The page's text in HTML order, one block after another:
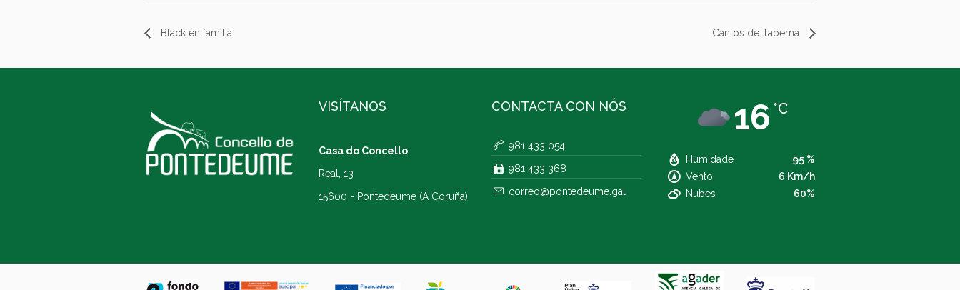
Black en familia Cantos de Taberna
VISÍTANOS
Casa do Concello
Real, 13
15600 - Pontedeume (A Coruña)
CONTACTA CON NÓS
981 433 054
981 433 368
correo@pontedeume.gal
16 °C
Humidade
95 %
Vento
6 Km/h
Nubes
60%